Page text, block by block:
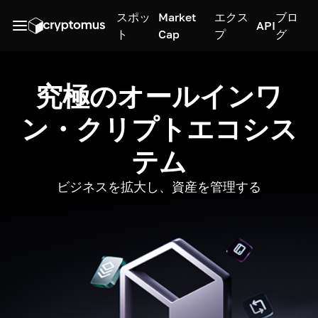
スポッ
ト
Market
Cap
エクス
プ
API
ブロ
グ
究極のオールインワ
ン・クリプトエコシス
テム
ビジネスを拡大し、資産を管理する